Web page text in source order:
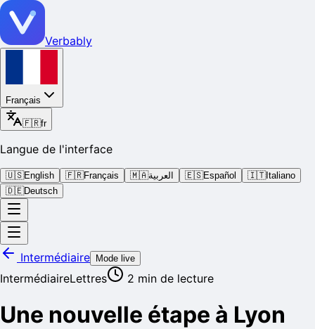
Verbably
Français
🇫🇷fr
Langue de l'interface
🇺🇸English 🇫🇷Français 🇲🇦العربية 🇪🇸Español 🇮🇹Italiano
🇩🇪Deutsch
Intermédiaire Mode live
IntermédiaireLettres 2 min de lecture
Une nouvelle étape à Lyon